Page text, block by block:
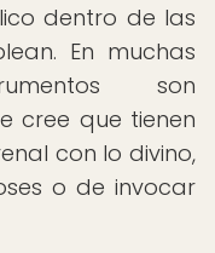
dentro de las
En muchas
son
cree que tienen
con lo divino,
o de invocar